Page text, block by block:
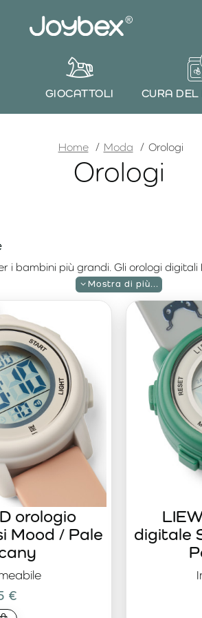
GIOCATTOLI CURA
Orologi
HomehomeModa Orologi
i bambini più grandi. Gli orologi
del display modificabile e colori
orologio
Mood / Pale
€
digitale